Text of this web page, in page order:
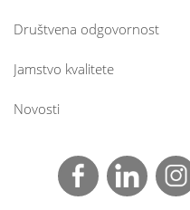
Društvena odgovornost
Jamstvo kvalitete
Novosti